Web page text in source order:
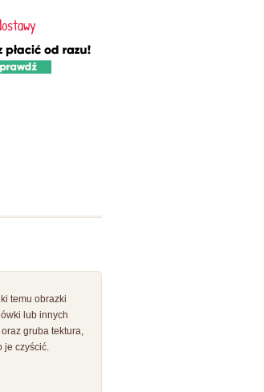
temu obrazki
lub innych
gruba tektura,
je czyścić.